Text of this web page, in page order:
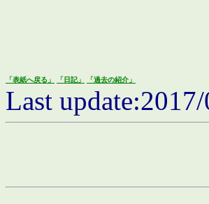
「表紙へ戻る」 「日記」 「過去の紹介」
Last